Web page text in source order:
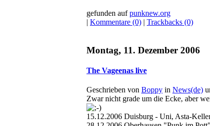
gefunden aufpunknew.org
| Kommentare (0) | Trackbacks (0)
Montag, 11. Dezember 2006
The Vageenas live
Geschrieben von Boppy in News(de)
Zwar nicht grade um die Ecke, aber
15.12.2006 Duisburg - Uni, Asta-